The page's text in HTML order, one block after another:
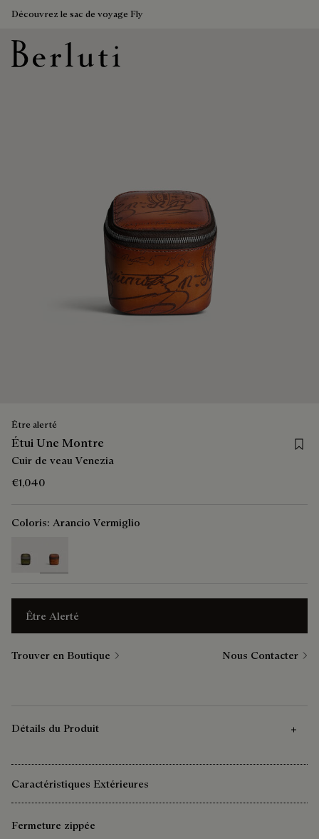
Découvrez le sac de voyage Fly
Être alerté
Étui Une Montre
Cuir de veau Venezia
€1,040
Coloris: Arancio Vermiglio
Être Alerté
Trouver en Boutique Nous Contacter
Détails du Produit
Caractéristiques Extérieures
Fermeture zippée